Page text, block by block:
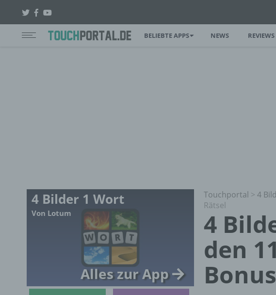
BELIEBTE APPS NEWS REVIEWS
Touchportal > 4
Rätsel
4
den
4 Bilder 1 Wort
Von Lotum
Alles zur App